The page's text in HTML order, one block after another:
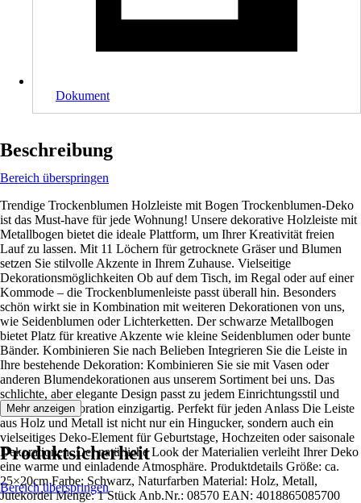
Dokument
Beschreibung
Bereich überspringen
Trendige Trockenblumen Holzleiste mit Bogen Trockenblumen-Deko
ist das Must-have für jede Wohnung! Unsere dekorative Holzleiste mit
Metallbogen bietet die ideale Plattform, um Ihrer Kreativität freien
Lauf zu lassen. Mit 11 Löchern für getrocknete Gräser und Blumen
setzen Sie stilvolle Akzente in Ihrem Zuhause. Vielseitige
Dekorationsmöglichkeiten Ob auf dem Tisch, im Regal oder auf einer
Kommode – die Trockenblumenleiste passt überall hin. Besonders
schön wirkt sie in Kombination mit weiteren Dekorationen von uns,
wie Seidenblumen oder Lichterketten. Der schwarze Metallbogen
bietet Platz für kreative Akzente wie kleine Seidenblumen oder bunte
Bänder. Kombinieren Sie nach Belieben Integrieren Sie die Leiste in
Ihre bestehende Dekoration: Kombinieren Sie sie mit Vasen oder
anderen Blumendekorationen aus unserem Sortiment bei uns. Das
schlichte, aber elegante Design passt zu jedem Einrichtungsstil und
macht Ihre Dekoration einzigartig. Perfekt für jeden Anlass Die Leiste
aus Holz und Metall ist nicht nur ein Hingucker, sondern auch ein
vielseitiges Deko-Element für Geburtstage, Hochzeiten oder saisonale
Dekorationen. Der natürliche Look der Materialien verleiht Ihrer Deko
eine warme und einladende Atmosphäre. Produktdetails Größe: ca.
25×20cm Farbe: Schwarz, Naturfarben Material: Holz, Metall,
Jutekordel Menge: 1 Stück Anb.Nr.: 08570 EAN: 4018865085700
Mehr anzeigen
Produktsicherheit
Bereich überspringen